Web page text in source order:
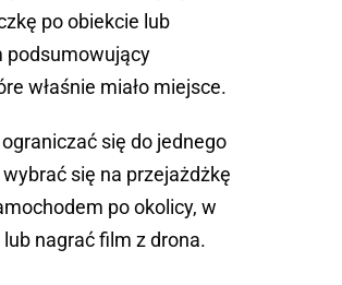
po obiekcie lub
podsumowujący
właśnie miało miejsce.
się do jednego
się na przejażdżkę
po okolicy, w
lub nagrać film z drona.